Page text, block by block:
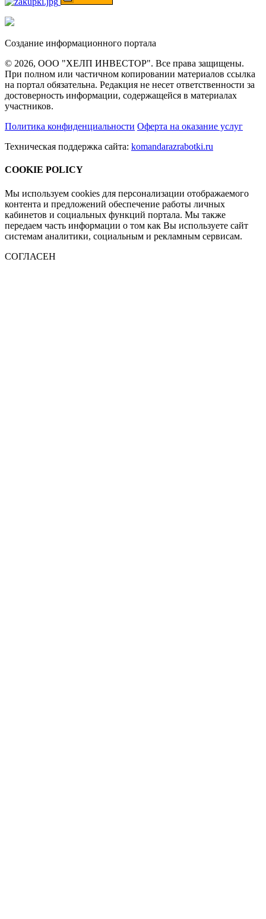
Создание информационного портала
© 2026, ООО "ХЕЛП ИНВЕСТОР". Все права защищены.
При полном или частичном копировании материалов ссылка
на портал обязательна. Редакция не несет ответственности за
достоверность информации, содержащейся в материалах
участников.
Политика конфиденциальности Оферта на оказание услуг
Техническая поддержка сайта: komandarazrabotki.ru
COOKIE POLICY
Мы используем cookies для персонализации отображаемого
контента и предложений обеспечение работы личных
кабинетов и социальных функций портала. Мы также
передаем часть информации о том как Вы используете сайт
системам аналитики, социальным и рекламным сервисам.
СОГЛАСЕН